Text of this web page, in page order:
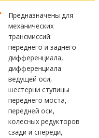
Предназначены для
механических
трансмиссий:
переднего и заднего
дифференциала,
дифференциала
ведущей оси,
шестерни ступицы
переднего моста,
передней оси,
колесных редукторов
сзади и спереди,